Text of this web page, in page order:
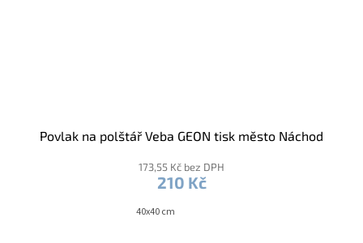
Povlak na polštář Veba GEON tisk město Náchod
173,55 Kč bez DPH
210 Kč
40x40 cm